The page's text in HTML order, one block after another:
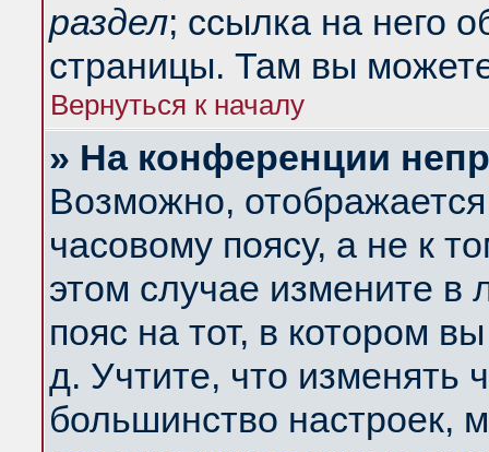
раздел; ссылка на него
страницы. Там вы
Вернуться к началу
» На конференции
Возможно,
часовому поясу, а не к
этом случае измените в
пояс на тот, в котором
д. Учтите, что изменять
большинство настроек,